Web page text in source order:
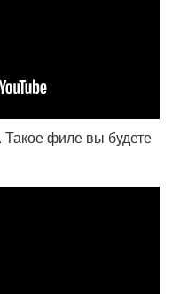
Такое филе вы будете